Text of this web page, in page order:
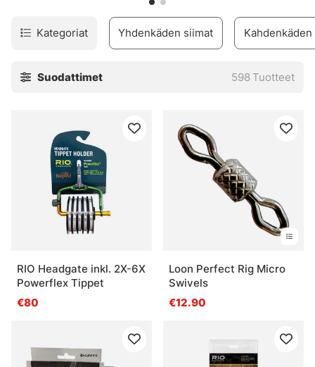
Kategoriat Yhdenkäden siimat
Suodattimet 598 Tuotteet
RIO Headgate inkl. 2X-6X
Powerflex Tippet
€80
Loon Perfect Rig Micro
Swivels
€12.90